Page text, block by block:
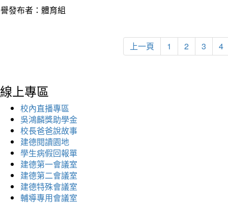
發布者：體育組
上一頁 1 2 3 4
線上專區
校內直播專區
吳鴻麟獎助學金
校長爸爸說故事
建德閱讀園地
學生病假回報單
建德第一會議室
建德第二會議室
建德特殊會議室
輔導專用會議室